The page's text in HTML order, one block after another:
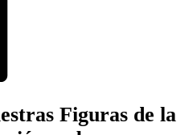
Figuras de la